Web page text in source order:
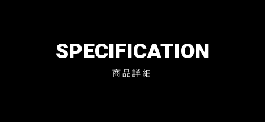
SPECIFICATION
商品詳細